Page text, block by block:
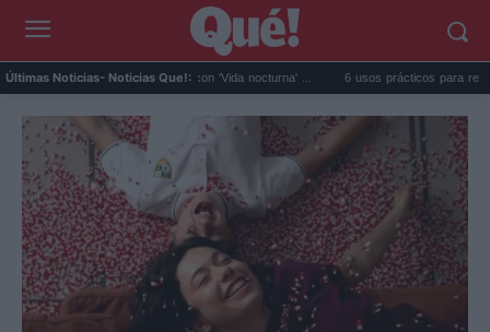
Últimas Noticias- Noticias Que!:
da el salto en solitario con 'Vida nocturna' ... 6 usos prácticos para reutilizar el